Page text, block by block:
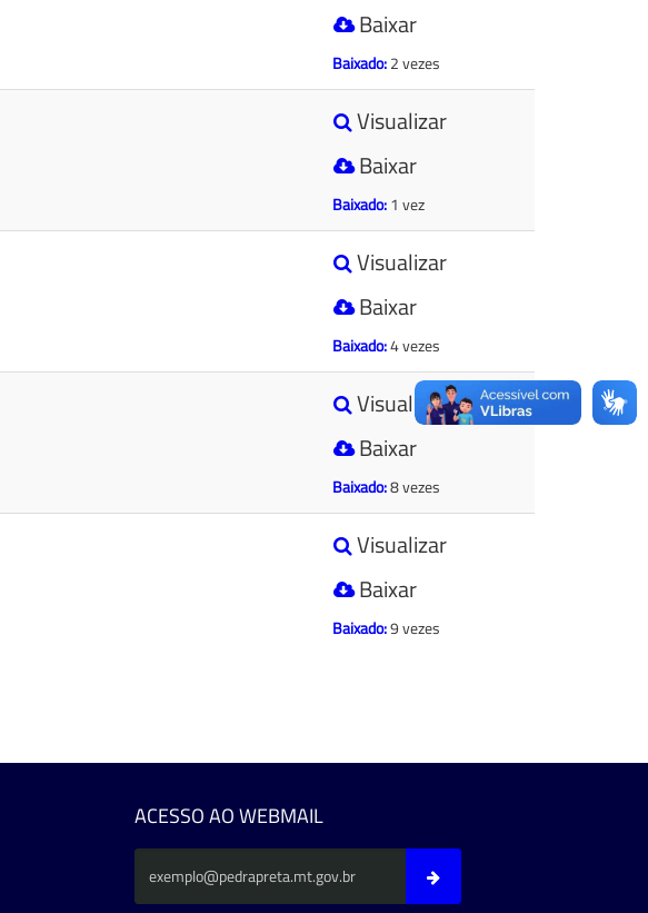
Baixar
Baixado:2 vezes
Visualizar
Baixar
Baixado:1 vez
Visualizar
Baixar
Baixado:4 vezes
Visualizar
Baixar
Baixado:8 vezes
Visualizar
Baixar
Baixado:9 vezes
ACESSO AO WEBMAIL